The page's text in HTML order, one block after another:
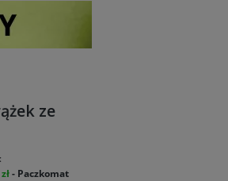
ze
- Paczkomat